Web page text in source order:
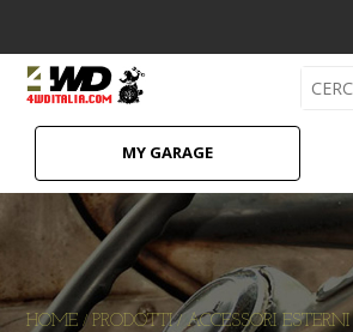
MY GARAGE
HOME /PRODOTTI/ ACCESSORI ESTERNI